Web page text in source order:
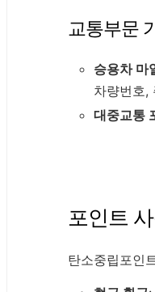
교통부문
승용차 마
차량번호,
대중교통
포인트
탄소중립포인